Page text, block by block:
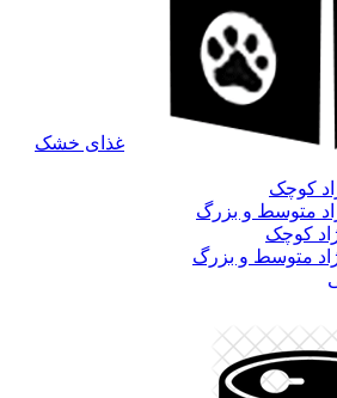
غذای خشک
کوچک
متوسط و بزرگ
کوچک
متوسط و بزرگ